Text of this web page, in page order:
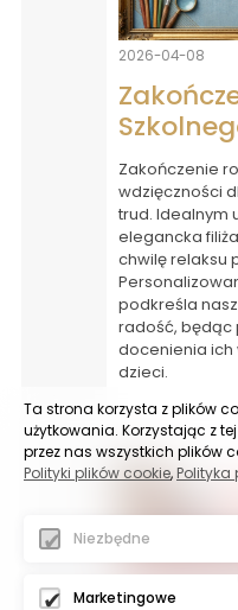
2026-04-08
Zakończenie
wdzięczności
trud. Idealnym
elegancka
chwilę relaksu
podkreśla
radość, będąc
docenienia ich
dzieci.
2026-04-20
Ta strona korzysta z plików
użytkowania. Korzystając z
przez nas wszystkich plików
Polityki plików cookie,Polityka
Niezbędne
Marketingowe